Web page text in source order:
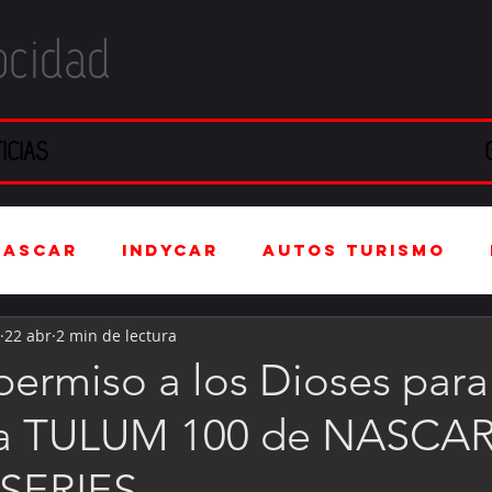
IndyCar Autos Turismo
Automotriz
Kartismo Rally FIA
a los Dioses para
TULUM 100 de
22 abr 2 min de lectura